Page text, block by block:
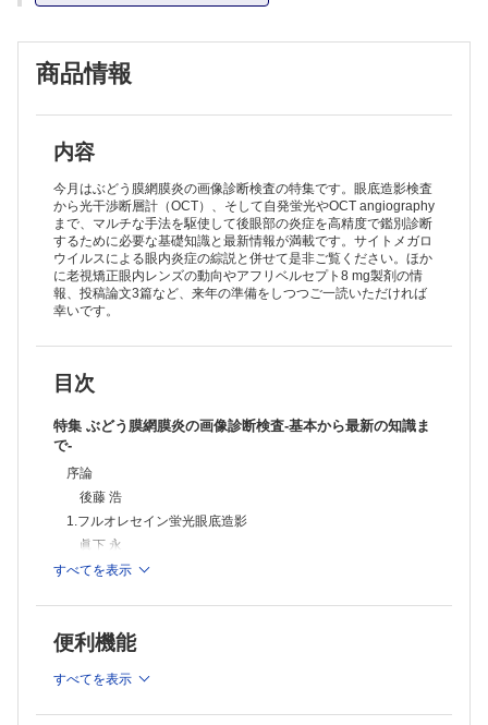
眞下 永
3.眼底自発蛍光
慶野 博
5.光干渉断層計(OCT)(2)網膜色素上皮症および類縁疾患
松宮 亘
6.OCT angiography
坪田 欣也
綜説
老視矯正眼内レンズの現状と動向
ビッセン宮島 弘子
サイトメガロウイルスによる眼内炎症の最近の知見
八幡 信代
92.アフリベルセプト(アイリーア)8mg
症例報告
丹野 美和子
結膜扁平上皮癌に対する局所マイトマイシンC療法により特異な副作用
野牛 悠那
私の経験
眼内液の微生物学的検査が診断に有用であった真菌性眼内炎の3例
宮瀬 太志
商品情報
内容
今月はぶどう膜網膜炎の画像診断検査の特集です。眼底造影検査
から光干渉断層計（OCT）、そして自発蛍光やOCT angiography
まで、マルチな手法を駆使して後眼部の炎症を高精度で鑑別診断
するために必要な基礎知識と最新情報が満載です。サイトメガロ
ウイルスによる眼内炎症の綜説と併せて是非ご覧ください。ほか
に老視矯正眼内レンズの動向やアフリベルセプト8 mg製剤の情
報、投稿論文3篇など、来年の準備をしつつご一読いただければ
幸いです。
目次
特集 ぶどう膜網膜炎の画像診断検査-基本から最新の知識ま
で-
序論
後藤 浩
1.フルオレセイン蛍光眼底造影
眞下 永
2.インドシアニングリーン蛍光眼底造影
慶野 博
谷川 彰
5.光干渉断層計(OCT)(2)網膜色素上皮症および類縁疾患
すべてを表示
便利機能
すべてを表示